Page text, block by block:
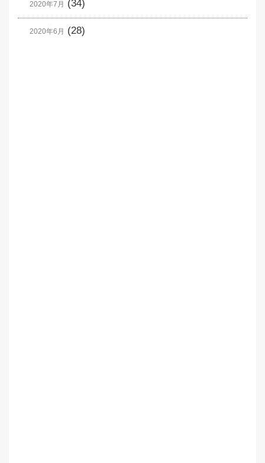
2020年7月 (34)
2020年6月 (28)